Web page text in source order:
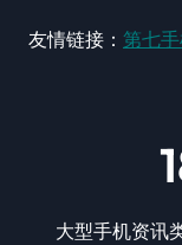
友情链接： 第七
大型手机资讯